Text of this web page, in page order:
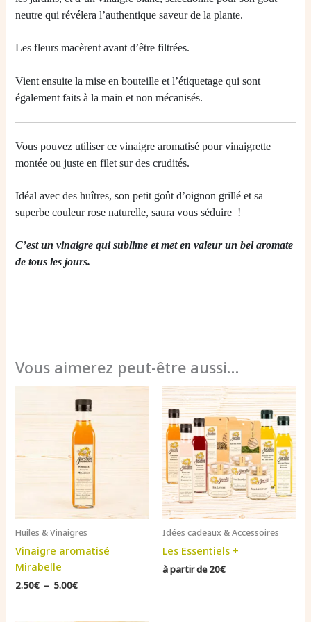
neutre qui révélera l’authentique saveur de la plante.
Les fleurs macèrent avant d’être filtrées.
Vient ensuite la mise en bouteille et l’étiquetage qui sont
également faits à la main et non mécanisés.
Vous pouvez utiliser ce vinaigre aromatisé pour vinaigrette
montée ou juste en filet sur des crudités.
Idéal avec des huîtres, son petit goût d’oignon grillé et sa
superbe couleur rose naturelle, saura vous séduire !
C’est un vinaigre qui sublime et met en valeur un bel aromate
de tous les jours.
Vous aimerez peut-être aussi…
Huiles & Vinaigres
Vinaigre aromatisé
Mirabelle
2.50€ – 5.00€Plage
Idées cadeaux & Accessoires
Les Essentiels +
à partir de 20€